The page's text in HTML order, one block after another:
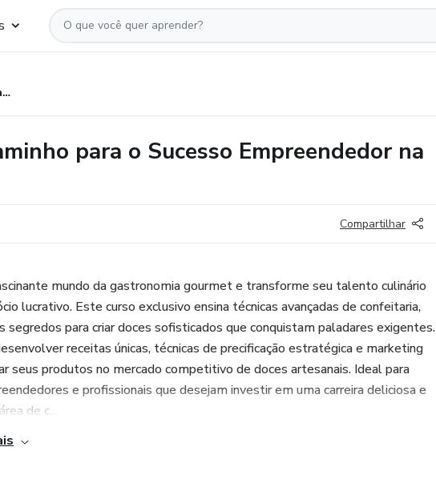
Doces Gourmet: O Caminho para o Sucesso Empreendedor na Confeitaria
para o Sucesso Empreendedor na
Compartilhar
mundo da gastronomia gourmet e transforme seu talento culinário
lucrativo. Este curso exclusivo ensina técnicas avançadas de confeitaria,
segredos para criar doces sofisticados que conquistam paladares exigentes.
receitas únicas, técnicas de precificação estratégica e marketing
seus produtos no mercado competitivo de doces artesanais. Ideal para
e profissionais que desejam investir em uma carreira deliciosa e
de c...